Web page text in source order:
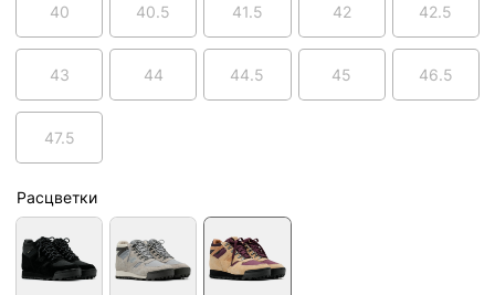
40 40.5 41.5 42 42.5
43 44 44.5 45 46.5
47.5
Расцветки